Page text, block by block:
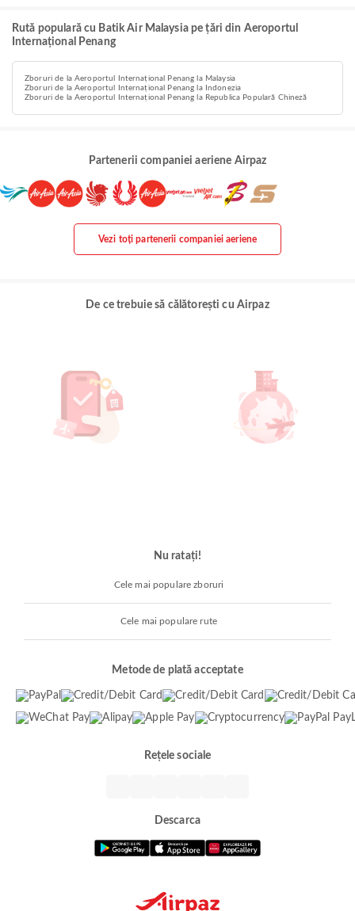
Rută populară cu Batik Air Malaysia pe țări din Aeroportul
Internațional Penang
Zboruri de la Aeroportul Internațional Penang la Malaysia
Zboruri de la Aeroportul Internațional Penang la Indonezia
Zboruri de la Aeroportul Internațional Penang la Republica Populară Chineză
Partenerii companiei aeriene Airpaz
Vezi toți partenerii companiei aeriene
De ce trebuie să călătorești cu Airpaz
Nu ratați!
Cele mai populare zboruri
Cele mai populare rute
Metode de plată acceptate
Rețele sociale
Descarca